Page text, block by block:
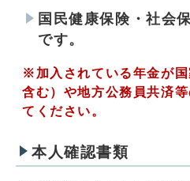
国民健康保険・社会
です。
※加入されている年金が
含む）や地方公務員共済
てください。
本人確認書類